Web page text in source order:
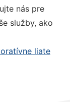
nás pre
služby, ako
liate